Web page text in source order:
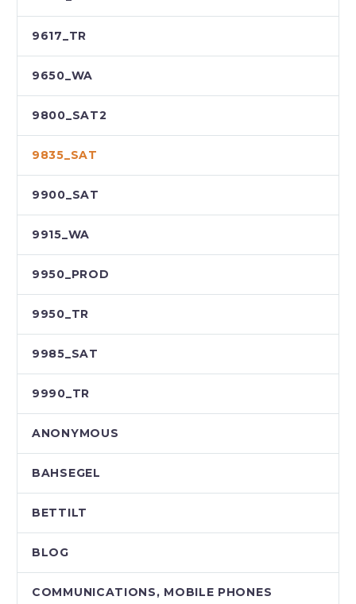
9617_TR
9650_WA
9800_SAT2
9835_SAT
9900_SAT
9915_WA
9950_PROD
9950_TR
9985_SAT
9990_TR
ANONYMOUS
BAHSEGEL
BETTILT
BLOG
COMMUNICATIONS, MOBILE PHONES